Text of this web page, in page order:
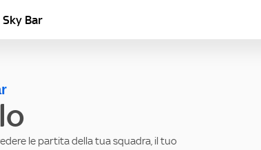
Bar
le partita della tua squadra, il tuo